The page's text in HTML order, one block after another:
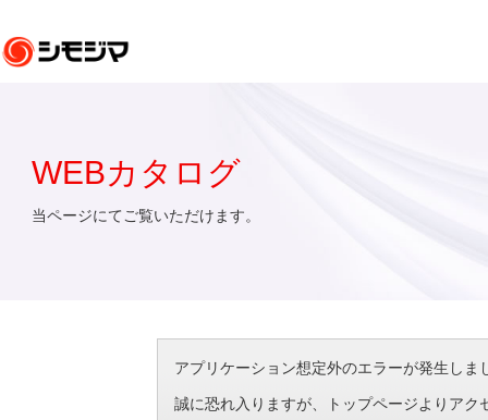
WEBカタログ
当ページにてご覧いただけます。
アプリケーション想定外のエラーが発生し
誠に恐れ入りますが、トップページよりアク